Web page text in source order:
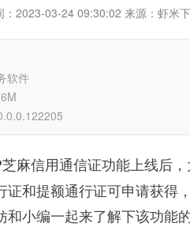
：2023-03-24 09:30:02 来源：虾米
软件
芝麻信用通信证功能上线后
和提额通行证可申请获得
和小编一起来了解下该功